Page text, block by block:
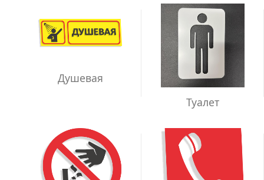
Душевая
Туалет